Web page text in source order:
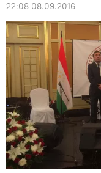
22:08 08.09.2016